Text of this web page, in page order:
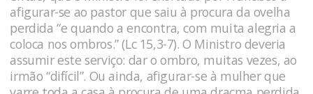
afigurar-se ao pastor que saiu à procura da ovelha
perdida “e quando aencontra, com muitaalegria a
coloca nos ombros.” (Lc 15,3-7). O Ministro deveria
assumir este serviço: dar o ombro, muitas vezes, ao
irmão “difícil”. Ou ainda, afigurar-se à mulher que